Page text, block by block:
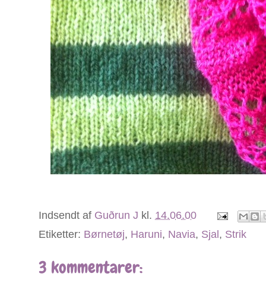
Indsendt af Guðrun J kl. 14.06.00
Etiketter: Børnetøj, Haruni, Navia, Sjal, Strik
3 kommentarer: